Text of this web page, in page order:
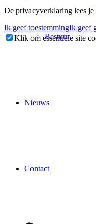
Bestuur
Nieuws
Contact
De privacyverklaring lees je
Ik geef toestemmingIk geef
Klik om essentiële site